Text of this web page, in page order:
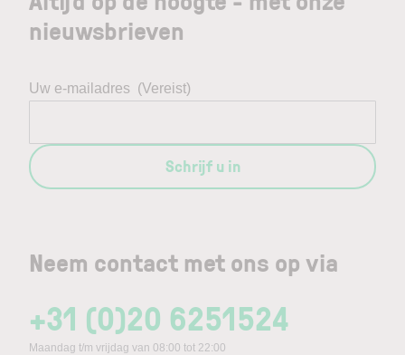
Neem contact met ons op via
+31 (0)20 6251524
Maandag t/m vrijdag van 08:00 tot 22:00
nieuwsbrieven
Uw e-mailadres (Vereist)
Schrijf u in